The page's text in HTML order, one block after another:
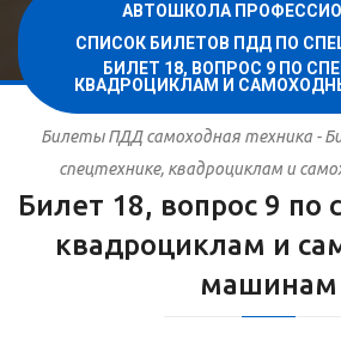
АВТОШКОЛА
СПИСОК БИЛЕТОВ ПДД ПО
БИЛЕТ 18, ВОПРОС 9 ПО
КВАДРОЦИКЛАМ И
Билеты ПДД самоходная техника -
спецтехнике, квадроциклам и
Билет 18, вопрос 9 по
квадроциклам и
машинам